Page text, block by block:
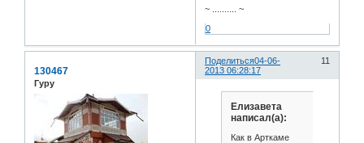
~ .......... ~
0
Поделиться 11
04-06-
2013 06:28:17
130467
Гуру
Елизавета
написал(а):
Как в Арткаме